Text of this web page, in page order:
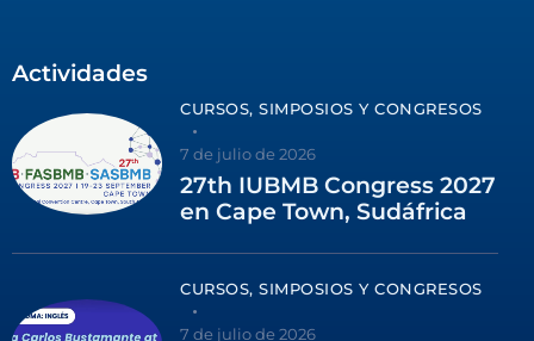
Actividades
CURSOS, SIMPOSIOS Y CONGRESOS
7 de julio de 2026
27th IUBMB Congress 2027
en Cape Town, Sudáfrica
CURSOS, SIMPOSIOS Y CONGRESOS
7 de julio de 2026